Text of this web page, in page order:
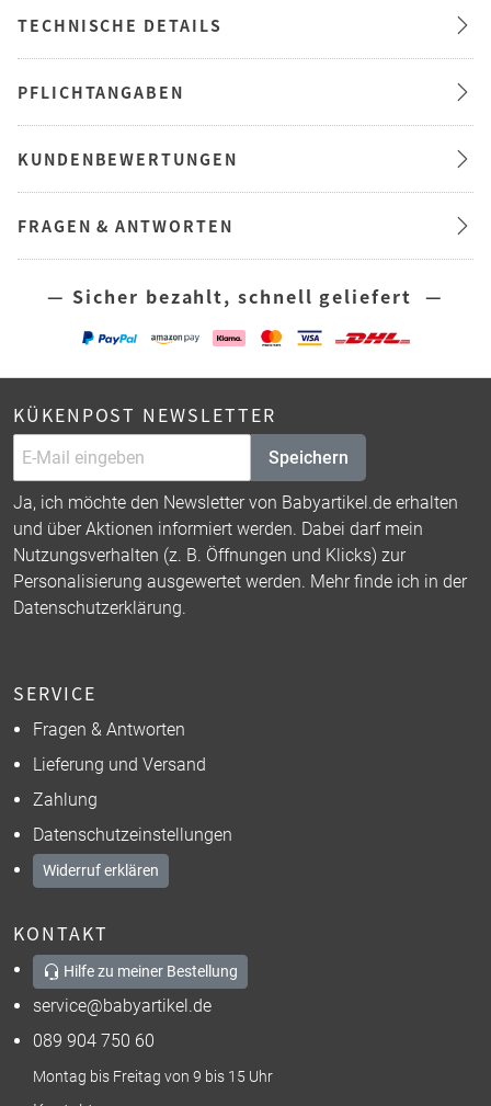
TECHNISCHE DETAILS
PFLICHTANGABEN
KUNDENBEWERTUNGEN
FRAGEN & ANTWORTEN
— Sicher bezahlt, schnell geliefert —
KÜKENPOST NEWSLETTER
Speichern
Ja, ich möchte den Newsletter von Babyartikel.de erhalten
und über Aktionen informiert werden. Dabei darf mein
Nutzungsverhalten (z. B. Öffnungen und Klicks) zur
Personalisierung ausgewertet werden. Mehr finde ich in der
Datenschutzerklärung.
SERVICE
Fragen & Antworten
Lieferung und Versand
Zahlung
Datenschutzeinstellungen
Widerruf erklären
KONTAKT
Hilfe zu meiner Bestellung
service@babyartikel.de
089 904 750 60
Montag bis Freitag von 9 bis 15 Uhr